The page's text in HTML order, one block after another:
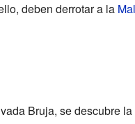
deben derrotar a la
Bruja, se descubre la